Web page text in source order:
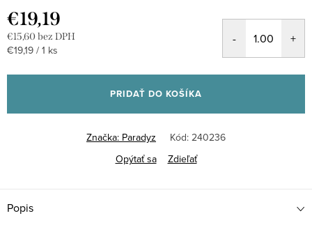
€19,19
€15,60 bez DPH
Jednotková
€19,19 / 1 ks
PRIDAŤ DO KOŠÍKA
Značka: Paradyz Kód: 240236
Opýtať sa
Zdieľať
Popis